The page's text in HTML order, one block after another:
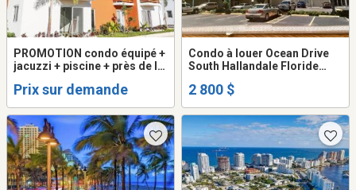
PROMOTION condo équipé +
jacuzzi + piscine + près de la
Prix sur demande
Condo à louer Ocean Drive
South Hallandale Floride
2 800 $